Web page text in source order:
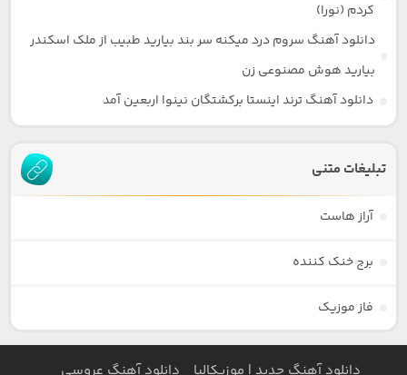
کردم (نورا)
دانلود آهنگ سروم درد میکنه سر بند بیارید طبیب از ملک اسکندر
بیارید هوش مصنوعی زن
دانلود آهنگ ترند اینستا برکشتگان نینوا اربعین آمد
تبلیغات متنی
آراز هاست
برج خنک کننده
فاز موزیک
دانلود آهنگ جدید | موزیکالیا دانلود آهنگ عروسی